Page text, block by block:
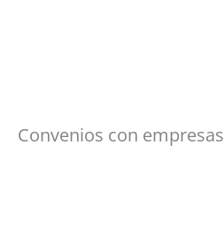
Convenios con empresas